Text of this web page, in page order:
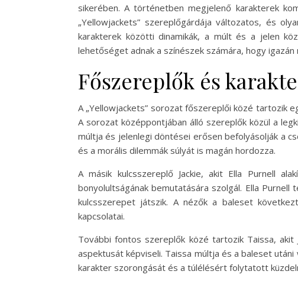
sikerében. A történetben megjelenő karakterek
„Yellowjackets” szereplőgárdája változatos, és
karakterek közötti dinamikák, a múlt és a jelen
lehetőséget adnak a színészek számára, hogy
Főszereplők és
A „Yellowjackets” sorozat főszereplői közé tartozik
A sorozat középpontjában álló szereplők közül a
múltja és jelenlegi döntései erősen befolyásolják a
és a morális dilemmák súlyát is magán hordozza.
A másik kulcsszereplő Jackie, akit Ella Purnell
bonyolultságának bemutatására szolgál. Ella
kulcsszerepet játszik. A nézők a baleset
kapcsolatai.
További fontos szereplők közé tartozik Taissa,
aspektusát képviseli. Taissa múltja és a baleset
karakter szorongását és a túlélésért folytatott